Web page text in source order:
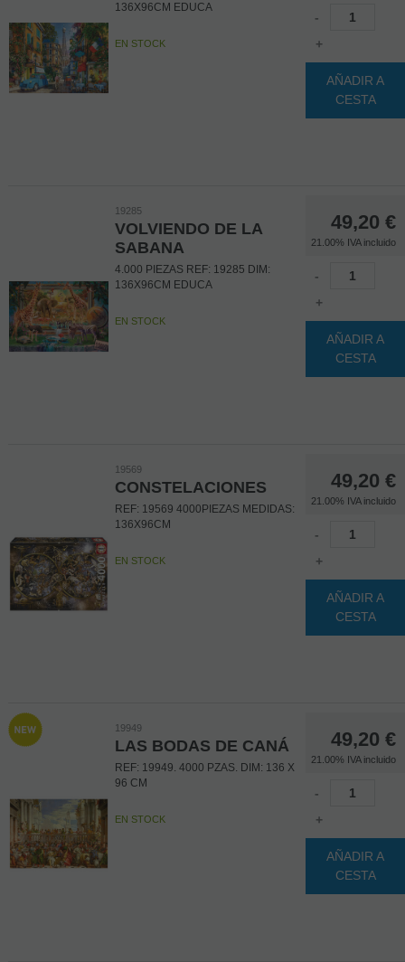
136X96CM EDUCA
EN STOCK
-
+
AÑADIR A
CESTA
19285
VOLVIENDO DE LA
SABANA
4.000 PIEZAS REF: 19285 DIM:
136X96CM EDUCA
EN STOCK
49,20 €
21.00% IVA incluido
-
+
AÑADIR A
CESTA
19569
CONSTELACIONES
REF: 19569 4000PIEZAS MEDIDAS:
136X96CM
EN STOCK
49,20 €
21.00% IVA incluido
-
+
AÑADIR A
CESTA
19949
LAS BODAS DE CANÁ
REF: 19949. 4000 PZAS. DIM: 136 X
96 CM
EN STOCK
49,20 €
21.00% IVA incluido
-
+
AÑADIR A
CESTA